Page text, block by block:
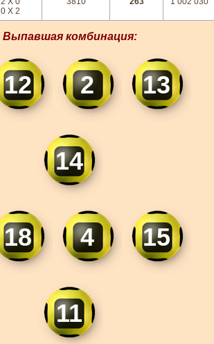
0 X 2
Выпавшая комбинация:
12 2 13
14
18 4 15
11